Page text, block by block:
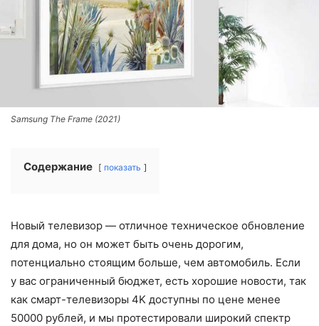
Samsung The Frame (2021)
Содержание показать
Новый телевизор — отличное техническое обновление
для дома, но он может быть очень дорогим,
потенциально стоящим больше, чем автомобиль. Если
у вас ограниченный бюджет, есть хорошие новости, так
как смарт-телевизоры 4K доступны по цене менее
50000 рублей, и мы протестировали широкий спектр